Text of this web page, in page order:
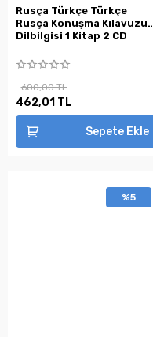
Rusça Türkçe Türkçe
Rusça Konuşma Kılavuzu
Dilbilgisi 1 Kitap 2 CD
600,00 TL
462,01 TL
Sepete Ekle
%5